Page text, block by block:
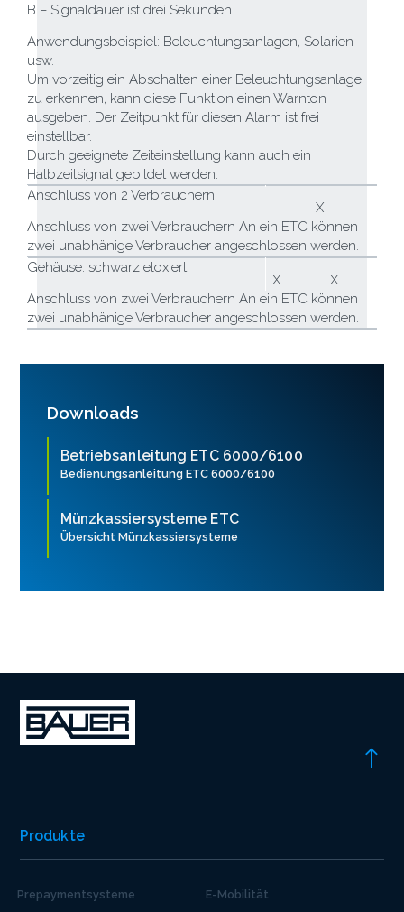
B – Signaldauer ist drei Sekunden
Anwendungsbeispiel: Beleuchtungsanlagen, Solarien
usw.
Um vorzeitig ein Abschalten einer Beleuchtungsanlage
zu erkennen, kann diese Funktion einen Warnton
ausgeben. Der Zeitpunkt für diesen Alarm ist frei
einstellbar.
Durch geeignete Zeiteinstellung kann auch ein
Halbzeitsignal gebildet werden.
Anschluss von 2 Verbrauchern
X
Anschluss von zwei Verbrauchern An ein ETC können
zwei unabhänige Verbraucher angeschlossen werden.
Gehäuse: schwarz eloxiert
X
X
Anschluss von zwei Verbrauchern An ein ETC können
zwei unabhänige Verbraucher angeschlossen werden.
Downloads
Betriebsanleitung ETC 6000/6100
Bedienungsanleitung ETC 6000/6100
Münzkassiersysteme ETC
Übersicht Münzkassiersysteme
Produkte
Prepaymentsysteme E-Mobilität